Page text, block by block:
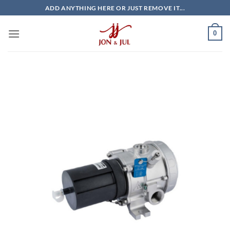
qua
nội
ADD ANYTHING HERE OR JUST REMOVE IT...
0